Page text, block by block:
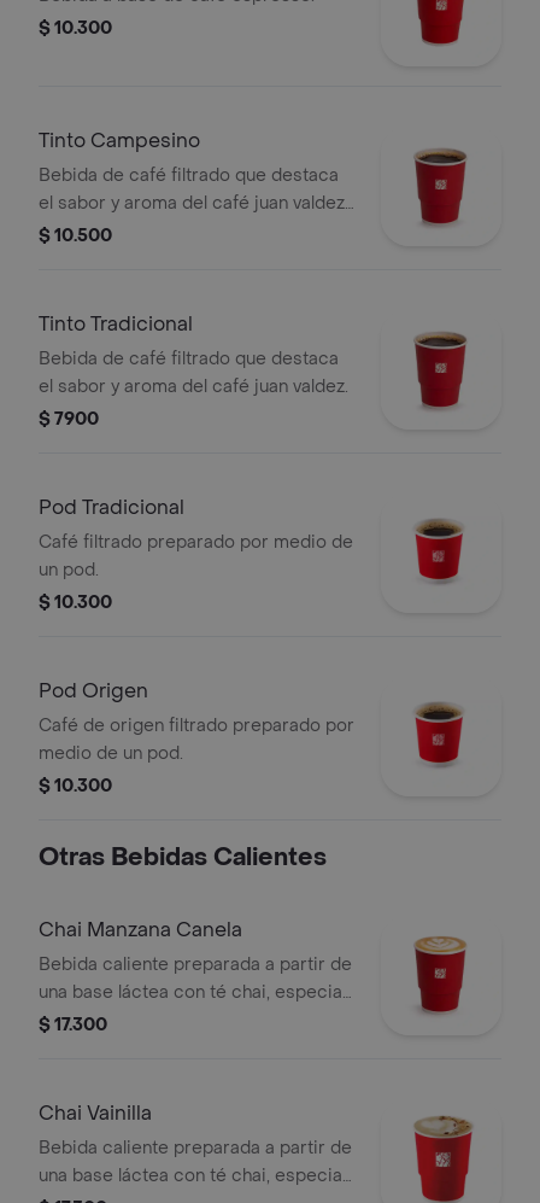
$ 10.300
Tinto Campesino
Bebida de café filtrado que destaca
el sabor y aroma del café juan valdez,
endulzada con panela, clavos y canela.
$ 10.500
Tinto Tradicional
Bebida de café filtrado que destaca
el sabor y aroma del café juan valdez.
$ 7900
Pod Tradicional
Café filtrado preparado por medio de
un pod.
$ 10.300
Pod Origen
Café de origen filtrado preparado por
medio de un pod.
$ 10.300
Otras Bebidas Calientes
Chai Manzana Canela
Bebida caliente preparada a partir de
una base láctea con té chai, especias,
sabor de manzana-canela y endulzado
$ 17.300
Chai Vainilla
Bebida caliente preparada a partir de
una base láctea con té chai, especias,